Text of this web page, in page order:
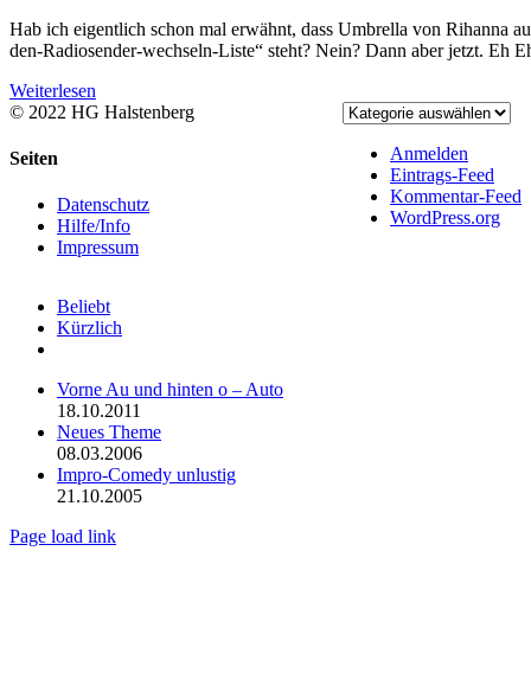
Hab ich eigentlich schon mal erwähnt, dass Umbrella von Rihanna
den-Radiosender-wechseln-Liste“ steht? Nein? Dann aber jetzt. Eh
Weiterlesen
Anmelden
Eintrags-Feed
Kommentar-Feed
WordPress.org
© 2022 HG Halstenberg
Toggle
Area
Seiten
Datenschutz
Hilfe/Info
Impressum
Beliebt
Kürzlich
Vorne Au und hinten o – Auto
18.10.2011
Neues Theme
08.03.2006
Impro-Comedy unlustig
21.10.2005
Page load link